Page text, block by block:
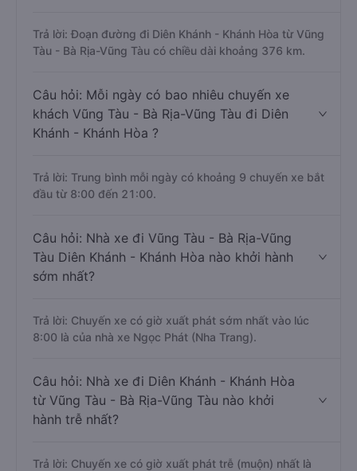
Trả lời: Đoạn đường đi Diên Khánh - Khánh Hòa từ Vũng
Tàu - Bà Rịa-Vũng Tàu có chiều dài khoảng 376 km.
Câu hỏi: Mỗi ngày có bao nhiêu chuyến xe
khách Vũng Tàu - Bà Rịa-Vũng Tàu đi Diên
Khánh - Khánh Hòa ?
Trả lời: Trung bình mỗi ngày có khoảng 9 chuyến xe bắt
đầu từ 8:00 đến 21:00.
Câu hỏi: Nhà xe đi Vũng Tàu - Bà Rịa-Vũng
Tàu Diên Khánh - Khánh Hòa nào khởi hành
sớm nhất?
Trả lời: Chuyến xe có giờ xuất phát sớm nhất vào lúc
8:00 là của nhà xe Ngọc Phát (Nha Trang).
Câu hỏi: Nhà xe đi Diên Khánh - Khánh Hòa
từ Vũng Tàu - Bà Rịa-Vũng Tàu nào khởi
hành trễ nhất?
Trả lời: Chuyến xe có giờ xuất phát trễ (muộn) nhất là